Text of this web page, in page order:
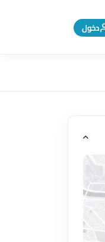
دخول